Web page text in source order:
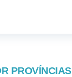
PROVÍNCIAS